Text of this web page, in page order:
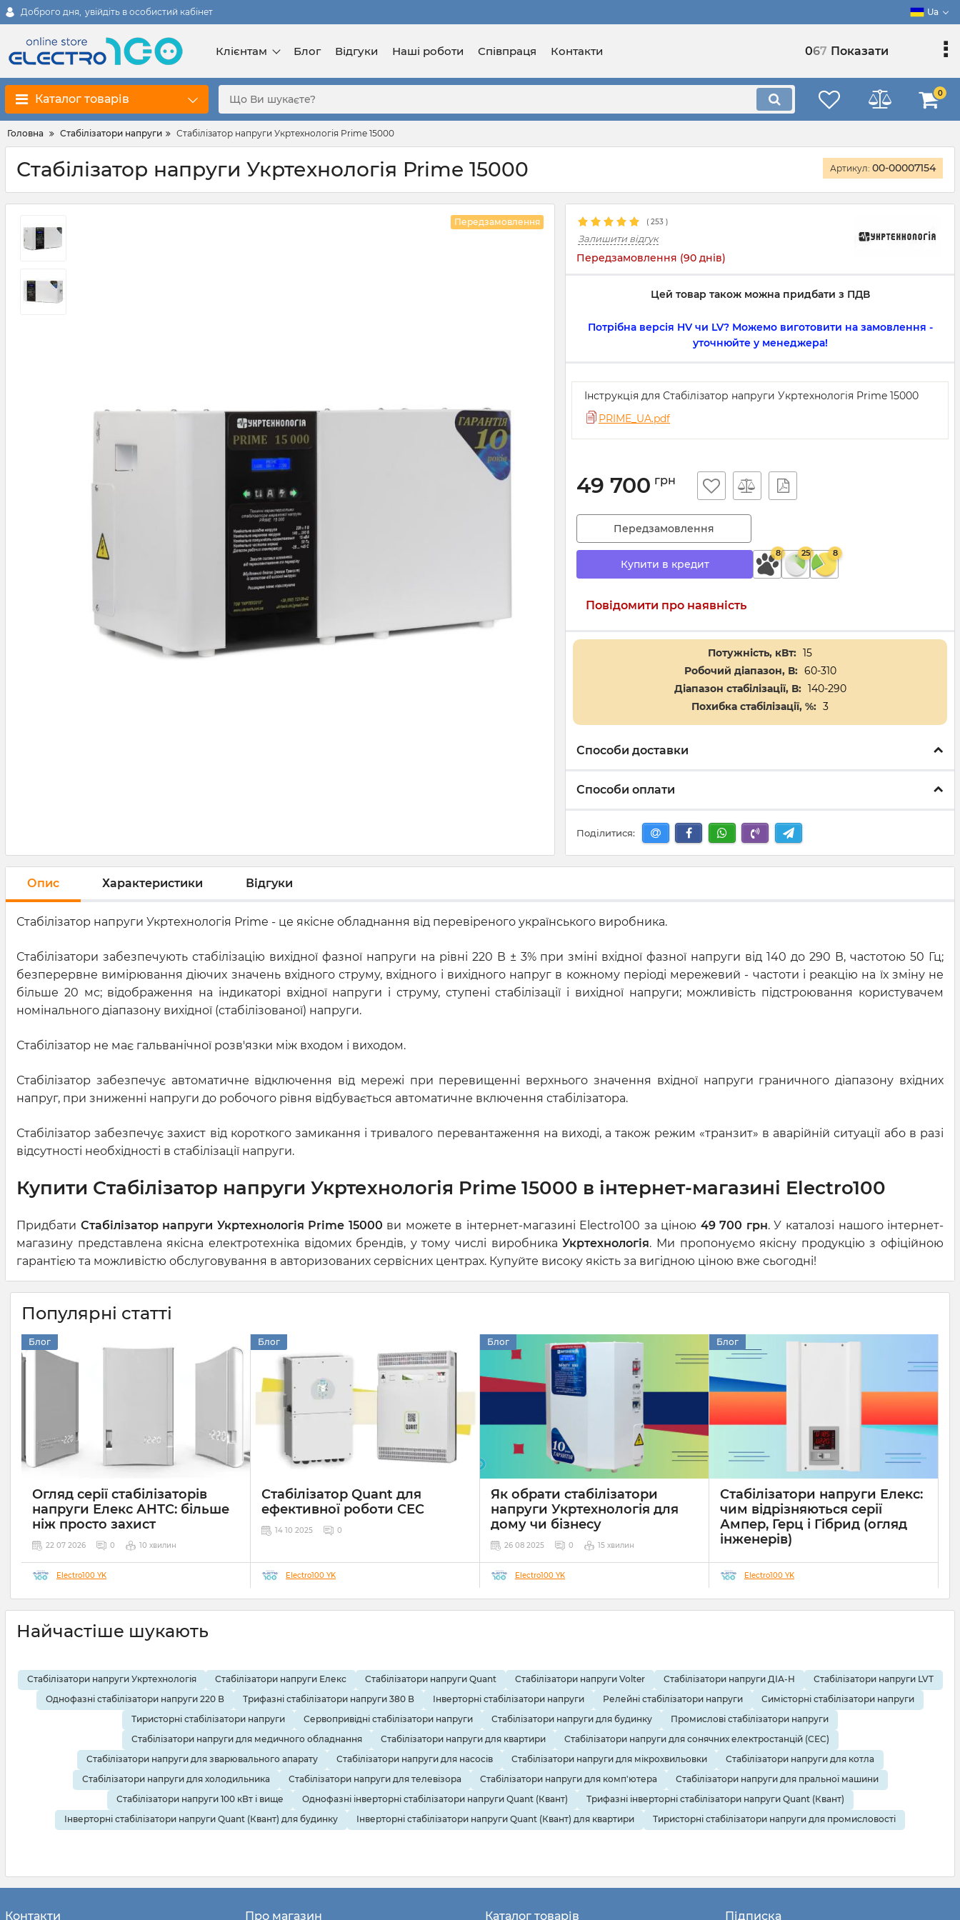
Доброго дня, увійдіть в особистий кабінет Ua
Клієнтам Блог Відгуки Наші роботи Співпраця Контакти 067 Показати
Каталог товарів 0
Головна Стабілізатори напруги Стабілізатор напруги Укртехнологія Prime 15000
Стабілізатор напруги Укртехнологія Prime 15000 Артикул: 00-00007154
Передзамовлення ( 253 )
Залишити відгук
Передзамовлення (90 днів)
Цей товар також можна придбати з ПДВ
Потрібна версія HV чи LV? Можемо виготовити на замовлення -
уточнюйте у менеджера!
Інструкція для Стабілізатор напруги Укртехнологія Prime 15000
PRIME_UA.pdf
49 700 грн
Передзамовлення
Купити в кредит
8 25 8
Повідомити про наявність
Потужність, кВт: 15
Робочий діапазон, В: 60-310
Діапазон стабілізації, В: 140-290
Похибка стабілізації, %: 3
Способи доставки
Способи оплати
Поділитися:
Опис Характеристики Відгуки
Стабілізатор напруги Укртехнологія Рrime - це якісне обладнання від перевіреного українського виробника.
Стабілізатори забезпечують стабілізацію вихідної фазної напруги на рівні 220 В ± 3% при зміні вхідної фазної напруги від 140 до 290 В, частотою 50 Гц;
безперервне вимірювання діючих значень вхідного струму, вхідного і вихідного напруг в кожному періоді мережевий - частоти і реакцію на їх зміну не
більше 20 мс; відображення на індикаторі вхідної напруги і струму, ступені стабілізації і вихідної напруги; можливість підстроювання користувачем
номінального діапазону вихідної (стабілізованої) напруги.
Стабілізатор не має гальванічної розв'язки між входом і виходом.
Стабілізатор забезпечує автоматичне відключення від мережі при перевищенні верхнього значення вхідної напруги граничного діапазону вхідних
напруг, при зниженні напруги до робочого рівня відбувається автоматичне включення стабілізатора.
Стабілізатор забезпечує захист від короткого замикання і тривалого перевантаження на виході, а також режим «транзит» в аварійній ситуації або в разі
відсутності необхідності в стабілізації напруги.
Купити Стабілізатор напруги Укртехнологія Prime 15000 в інтернет-магазині Electro100
Придбати Стабілізатор напруги Укртехнологія Prime 15000 ви можете в інтернет-магазині Electro100 за ціною 49 700 грн. У каталозі нашого інтернет-
магазину представлена якісна електротехніка відомих брендів, у тому числі виробникаУкртехнологія. Ми пропонуємо якісну продукцію з офіційною
гарантією та можливістю обслуговування в авторизованих сервісних центрах. Купуйте високу якість за вигідною ціною вже сьогодні!
Популярні статті
Блог
Огляд серії стабілізаторів
напруги Елекс АНТС: більше
ніж просто захист
22 07 2026 0 10 хвилин
Electro100 YK
Блог
Стабілізатор Quant для
ефективної роботи СЕС
14 10 2025 0
Electro100 YK
Блог
Як обрати стабілізатори
напруги Укртехнологія для
дому чи бізнесу
26 08 2025 0 15 хвилин
Electro100 YK
Блог
Стабілізатори напруги Елекс:
чим відрізняються серії
Ампер, Герц і Гібрид (огляд
інженерів)
19 08 2025 0
10 хвилин
Electro100 YK
Найчастіше шукають
Стабілізатори напруги Укртехнологія Стабілізатори напруги Елекс Стабілізатори напруги Quant Стабілізатори напруги Volter Стабілізатори напруги ДІА-Н
Стабілізатори напруги LVT
Однофазні стабілізатори напруги 220 В
Трифазні стабілізатори напруги 380 В Інверторні стабілізатори напруги Релейні стабілізатори напруги
Симісторні стабілізатори напруги
Тиристорні стабілізатори напруги
Сервопривідні стабілізатори напруги Стабілізатори напруги для будинку
Промислові стабілізатори напруги
Стабілізатори напруги для медичного обладнання
Стабілізатори напруги для квартири
Стабілізатори напруги для сонячних електростанцій (СЕС)
Стабілізатори напруги для зварювального апарату
Стабілізатори напруги для насосів Стабілізатори напруги для мікрохвильовки
Стабілізатори напруги для котла
Стабілізатори напруги для холодильника
Стабілізатори напруги для телевізора Стабілізатори напруги для комп'ютера
Стабілізатори напруги для пральної машини
Стабілізатори напруги 100 кВт і вище
Однофазні інверторні стабілізатори напруги Quant (Квант)
Трифазні інверторні стабілізатори напруги Quant (Квант)
Інверторні стабілізатори напруги Quant (Квант) для будинку
Інверторні стабілізатори напруги Quant (Квант) для квартири Тиристорні стабілізатори напруги для промисловості
Контакти Про магазин Каталог товарів Підписка